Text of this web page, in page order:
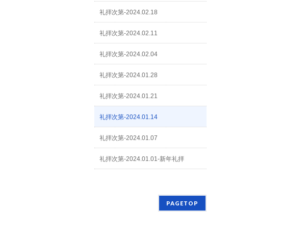
礼拝次第-2024.02.18
礼拝次第-2024.02.11
礼拝次第-2024.02.04
礼拝次第-2024.01.28
礼拝次第-2024.01.21
礼拝次第-2024.01.14
礼拝次第-2024.01.07
礼拝次第-2024.01.01-新年礼拝
PAGETOP